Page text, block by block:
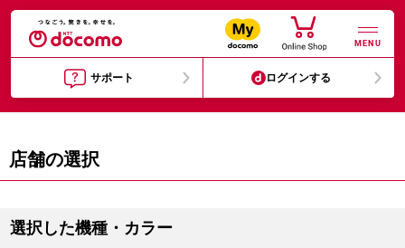
MENU
サポート ログインする
店舗の選択
選択した機種・カラー